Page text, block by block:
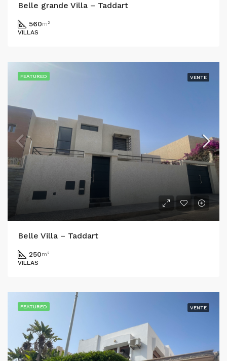
Belle grande Villa – Taddart
560m²
VILLAS
FEATURED VENTE
Belle Villa – Taddart
250m²
VILLAS
FEATURED VENTE